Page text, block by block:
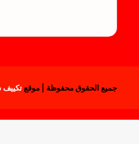
جميع الحقوق محفوظة | موقع